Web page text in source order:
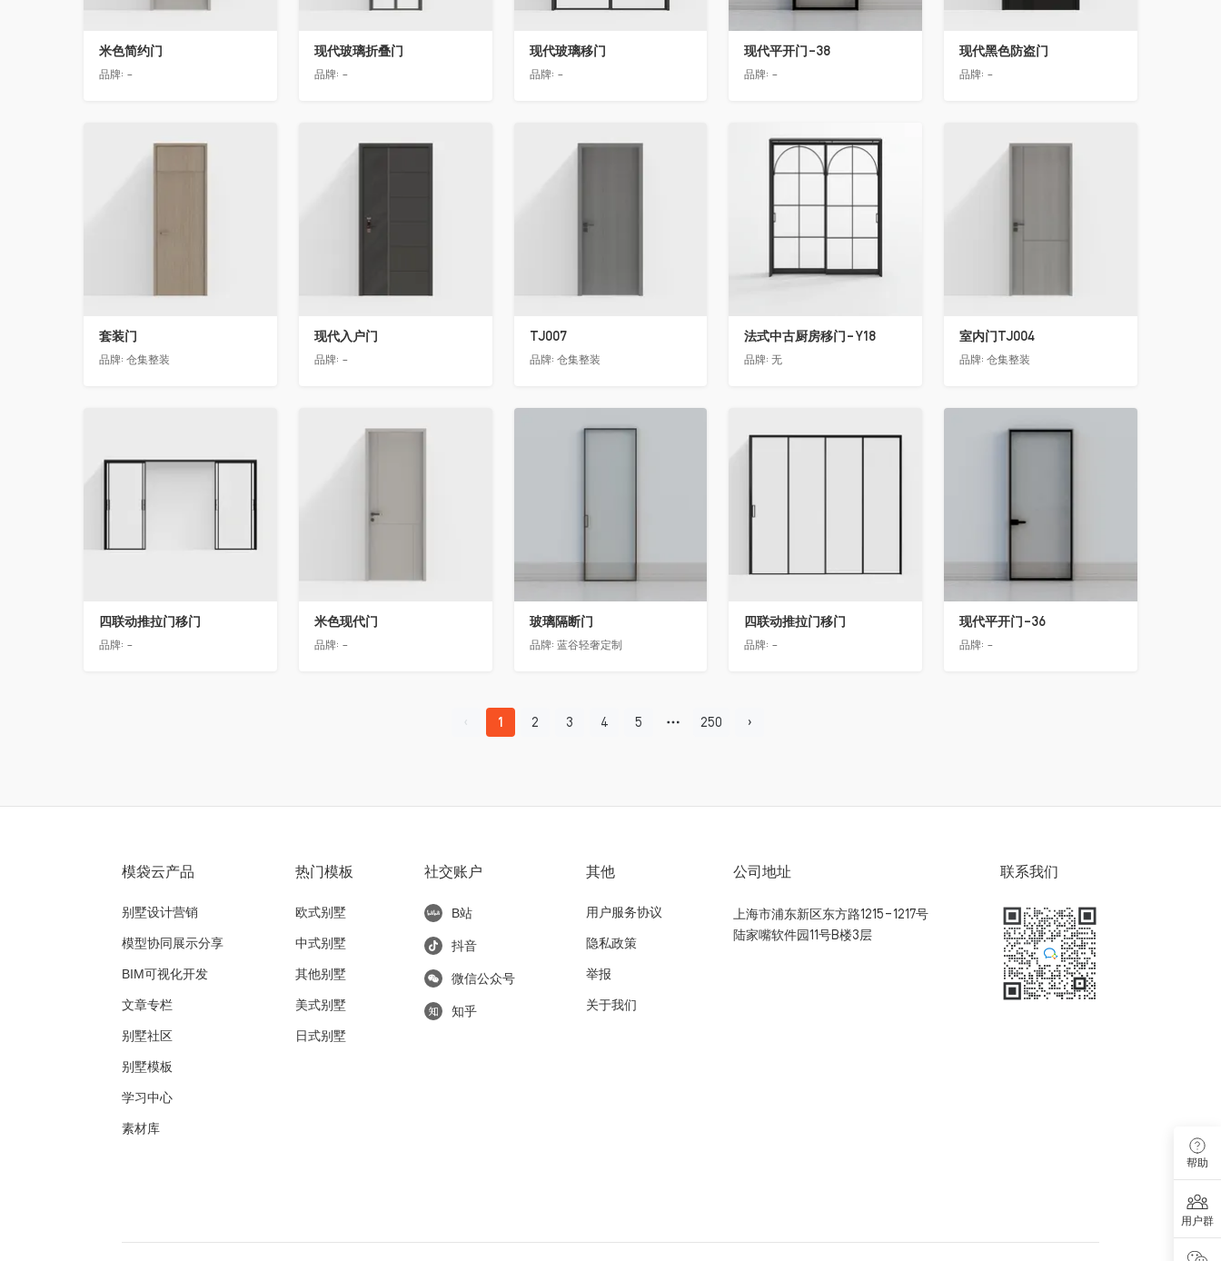
米色简约门
品牌: -
现代玻璃折叠门
品牌: -
现代玻璃移门
品牌: -
现代平开门-38
品牌: -
现代黑色防盗门
品牌: -
套装门
品牌: 仓集整装
收藏
现代入户门
品牌: -
收藏
TJ007
品牌: 仓集整装
收藏
法式中古厨房移门-Y18
品牌:无
收藏
室内门TJ004
品牌:仓集整装
四联动推拉门移门
品牌: -
米色现代门
品牌: -
玻璃隔断门
品牌: 蓝谷轻奢定制
收藏
四联动推拉门移门
品牌: -
收藏
现代平开门-36
品牌: -
1 2 3 4 5 250
模袋云产品
别墅设计营销
模型协同展示分享
BIM可视化开发
文章专栏
别墅社区
别墅模板
学习中心
素材库
热门模板
欧式别墅
中式别墅
其他别墅
美式别墅
日式别墅
社交账户
B站
抖音
微信公众号
知乎
其他
用户服务协议
隐私政策
举报
关于我们
公司地址
上海市浦东新区东方路1215-1217号
陆家嘴软件园11号B楼3层
联系我们
帮助
用户群